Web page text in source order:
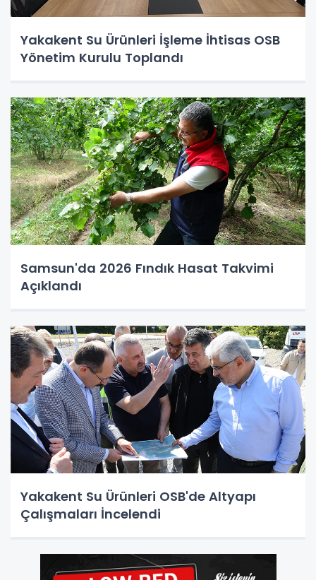
Yakakent Su Ürünleri İşleme İhtisas OSB
Yönetim Kurulu Toplandı
Samsun'da 2026 Fındık Hasat Takvimi
Açıklandı
Yakakent Su Ürünleri OSB'de Altyapı
Çalışmaları İncelendi